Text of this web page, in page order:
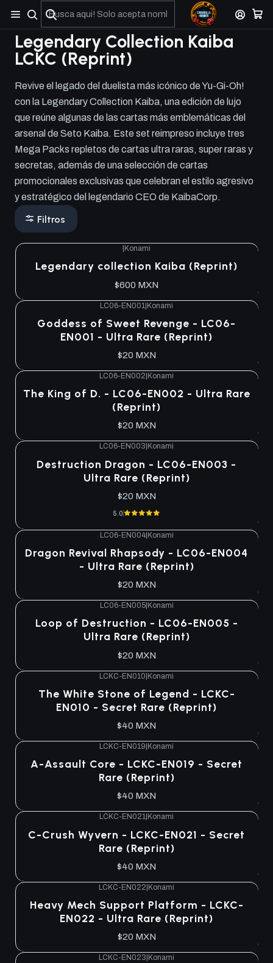
No olviden reportar sus depositos y transferencias por Whatsapp
Legendary Collection Kaiba
LCKC (Reprint)
Revive el legado del duelista más icónico de Yu-Gi-Oh!
con la Legendary Collection Kaiba, una edición de lujo
que reúne algunas de las cartas más emblemáticas del
arsenal de Seto Kaiba. Este set reimpreso incluye tres
Mega Packs repletos de cartas ultra raras, super raras y
secretas, además de una selección de cartas
promocionales exclusivas que celebran el estilo agresivo
y estratégico del legendario CEO de KaibaCorp.
Filtros
Konami
Legendary collection Kaiba (Reprint)
$600 MXN
LC06-EN001 |Konami
Goddess of Sweet Revenge - LC06-
EN001 - Ultra Rare (Reprint)
$20 MXN
LC06-EN002 Konami
The King of D. - LC06-EN002 - Ultra Rare
(Reprint)
$20 MXN
LC06-EN003 Konami
Destruction Dragon - LC06-EN003 -
Ultra Rare (Reprint)
$20 MXN
5.0
LC06-EN004|Konami
Dragon Revival Rhapsody - LC06-EN004
- Ultra Rare (Reprint)
$20 MXN
LC06-EN005| Konami
Loop of Destruction - LC06-EN005 -
Ultra Rare (Reprint)
$20 MXN
LCKC-EN010|Konami
The White Stone of Legend - LCKC-
EN010 - Secret Rare (Reprint)
$40 MXN
LCKC-EN019 Konami
A-Assault Core - LCKC-EN019 - Secret
Rare (Reprint)
$40 MXN
LCKC-EN021 Konami
C-Crush Wyvern - LCKC-EN021 - Secret
Rare (Reprint)
$40 MXN
LCKC-EN022|Konami
Heavy Mech Support Platform - LCKC-
EN022 - Ultra Rare (Reprint)
$20 MXN
LCKC-EN023 Konami